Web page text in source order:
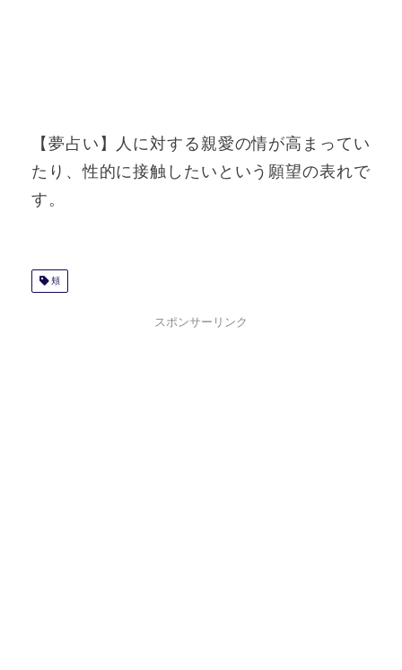
【夢占い】人に対する親愛の情が高まってい
たり、性的に接触したいという願望の表れで
す。
頬
スポンサーリンク